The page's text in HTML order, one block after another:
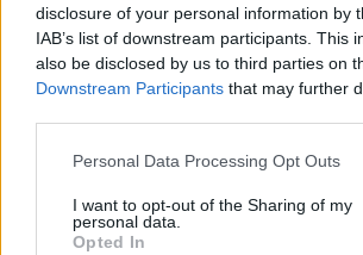
disclosure of your personal information by
IAB’s list of downstream participants. This
also be disclosed by us to third parties on
Downstream Participants that may further
Personal Data Processing Opt Outs
I want to opt-out of the Sharing of my
personal data.
Opted In
Изкуствен интелект за
създаде нови
07.08.2026 / 15:30